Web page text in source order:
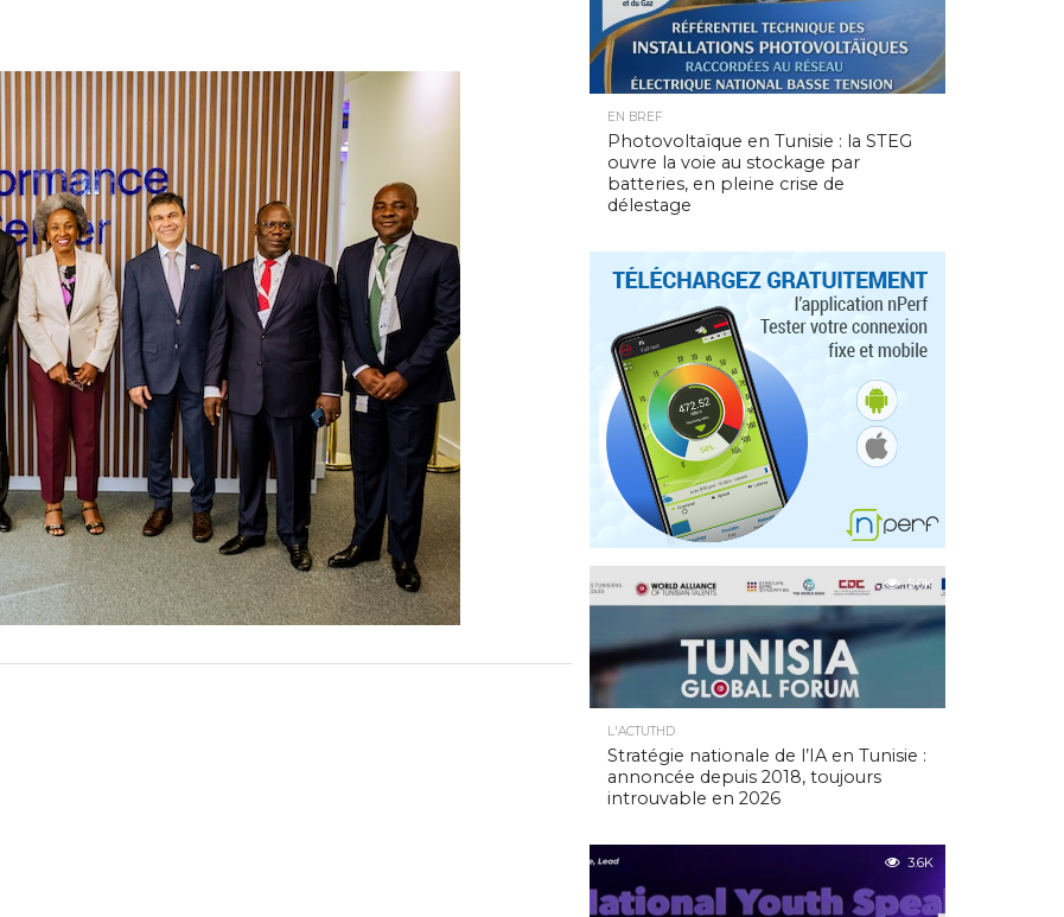
EN BREF
Photovoltaïque en Tunisie : la STEG
ouvre la voie au stockage par
batteries, en pleine crise de
délestage
5.0K
L'ACTUTHD
Stratégie nationale de l’IA en Tunisie :
annoncée depuis 2018, toujours
introuvable en 2026
3.6K